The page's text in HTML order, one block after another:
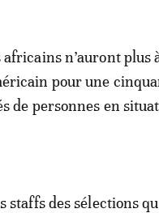
n’auront plus
pour une
de personnes en
staffs des sélections